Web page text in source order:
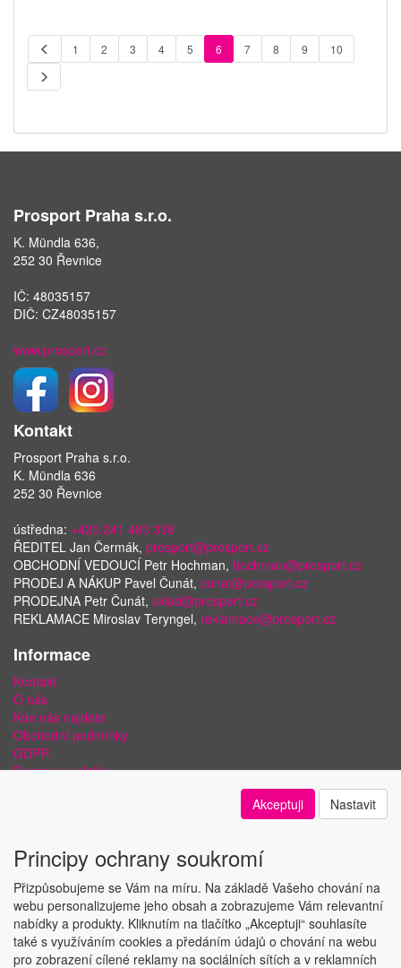
1 2 3 4 5 6 7 8 9 10
Prosport Praha s.r.o.
K. Mündla 636,
252 30 Řevnice
IČ: 48035157
DIČ: CZ48035157
www.prosport.cz
Kontakt
Prosport Praha s.r.o.
K. Mündla 636
252 30 Řevnice
ústředna: +420 241 483 338
ŘEDITEL Jan Čermák, prosport@prosport.cz
OBCHODNÍ VEDOUCÍ Petr Hochman, hochman@prosport.cz
PRODEJ A NÁKUP Pavel Čunát, cunat@prosport.cz
PRODEJNA Petr Čunát, sklad@prosport.cz
REKLAMACE Miroslav Teryngel, reklamace@prosport.cz
Informace
Kontakt
O nás
Kde nás najdete
Obchodní podmínky
GDPR
Doprava a platba
Copyright © ABRA Software a.s. 2018
Akceptuji Nastavit
Principy ochrany soukromí
Přizpůsobujeme se Vám na míru. Na základě Vašeho chování na
webu personalizujeme jeho obsah a zobrazujeme Vám relevantní
nabídky a produkty. Kliknutím na tlačítko „Akceptuji“ souhlasíte
také s využíváním cookies a předáním údajů o chování na webu
pro zobrazení cílené reklamy na sociálních sítích a v reklamních